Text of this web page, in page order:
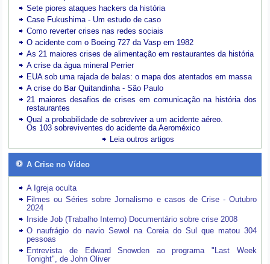
Sete piores ataques hackers da história
Case Fukushima - Um estudo de caso
Como reverter crises nas redes sociais
O acidente com o Boeing 727 da Vasp em 1982
As 21 maiores crises de alimentação em restaurantes da história
A crise da água mineral Perrier
EUA sob uma rajada de balas: o mapa dos atentados em massa
A crise do Bar Quitandinha - São Paulo
21 maiores desafios de crises em comunicação na história dos
restaurantes
Qual a probabilidade de sobreviver a um acidente aéreo.
Os 103 sobreviventes do acidente da Aeroméxico
Leia outros artigos
A Crise no Vídeo
A Igreja oculta
Filmes ou Séries sobre Jornalismo e casos de Crise - Outubro
2024
Inside Job (Trabalho Interno) Documentário sobre crise 2008
O naufrágio do navio Sewol na Coreia do Sul que matou 304
pessoas
Entrevista de Edward Snowden ao programa "Last Week
Tonight", de John Oliver